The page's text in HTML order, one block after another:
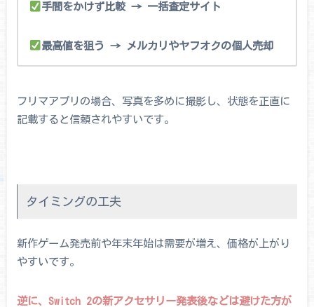
手間をかけず比較 → 一括査定サイト
最高値を狙う → メルカリやヤフオクの個人売却
フリマアプリの場合、写真を多めに撮影し、状態を正直に
記載すると信頼されやすいです。
タイミングの工夫
新作ゲーム発売前や年末年始は需要が増え、価格が上がり
やすいです。
逆に、Switch 2の新アクセサリー発表後などは避けた方が